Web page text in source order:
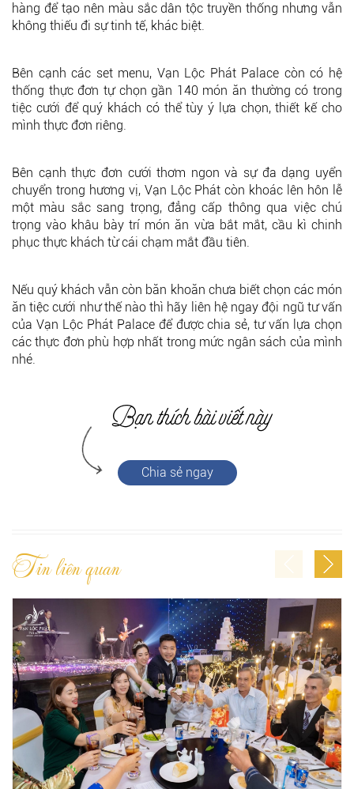
hàng để tạo nên màu sắc dân tộc truyền thống nhưng vẫn
không thiếu đi sự tinh tế, khác biệt.
Bên cạnh các set menu, Vạn Lộc Phát Palace còn có hệ
thống thực đơn tự chọn gần 140 món ăn thường có trong
tiệc cưới để quý khách có thể tùy ý lựa chọn, thiết kế cho
mình thực đơn riêng.
Bên cạnh thực đơn cưới thơm ngon và sự đa dạng uyển
chuyển trong hương vị, Vạn Lộc Phát còn khoác lên hôn lễ
một màu sắc sang trọng, đẳng cấp thông qua việc chú
trọng vào khâu bày trí món ăn vừa bắt mắt, cầu kì chinh
phục thực khách từ cái chạm mắt đầu tiên.
Nếu quý khách vẫn còn băn khoăn chưa biết chọn các món
ăn tiệc cưới như thế nào thì hãy liên hệ ngay đội ngũ tư vấn
của Vạn Lộc Phát Palace để được chia sẻ, tư vấn lựa chọn
các thực đơn phù hợp nhất trong mức ngân sách của mình
nhé.
Chia sẻ ngay
Tin liên quan